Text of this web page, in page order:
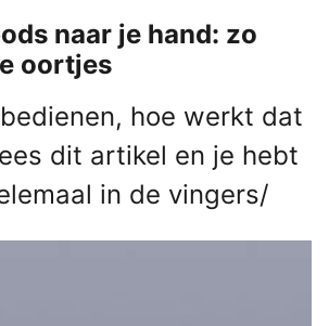
naar je hand: zo
oortjes
hoe werkt dat
dit artikel en je hebt
in de vingers/